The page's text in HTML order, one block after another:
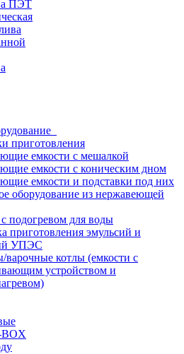
ПЭТ
приготовления
емкости с мешалкой
емкости с коническим дном
емкости и подставки под них
оборудование из нержавеющей
подогревом для воды
приготовления эмульсий и
УПЭС
варочные котлы (емкости с
устройством и